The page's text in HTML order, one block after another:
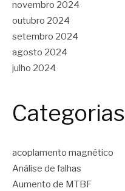
novembro 2024
outubro 2024
setembro 2024
agosto 2024
julho 2024
Categorias
acoplamento magnético
Análise de falhas
Aumento de MTBF